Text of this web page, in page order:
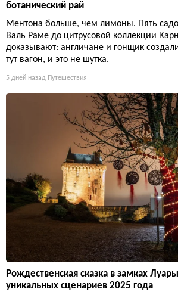
ботанический рай
Ментона больше, чем лимоны. Пять
Валь Раме до цитрусовой коллекции
доказывают: англичане и гонщик
тут вагон, и это не шутка.
5 дней назад Путешествия
Рождественская сказка в замках
уникальных сценариев 2025 года